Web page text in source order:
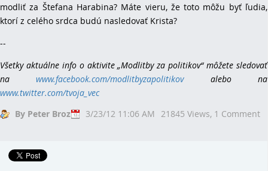
modliť za Štefana Harabina? Máte vieru, že toto môžu byť ľudia,
ktorí z celého srdca budú nasledovať Krista?
--
Všetky aktuálne info o aktivite „Modlitby za politikov“ môžete sledovať
nawww.facebook.com/modlitbyzapolitikovalebo na
www.twitter.com/tvoja_vec
By Peter Broz
3/23/12 11:06 AM 21845 Views, 1 Comment